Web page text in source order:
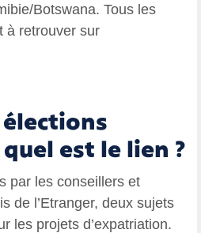
Botswana. Tous les
à retrouver sur
élections
est le lien ?
par les conseillers et
de l’Etranger, deux sujets
les projets d’expatriation.